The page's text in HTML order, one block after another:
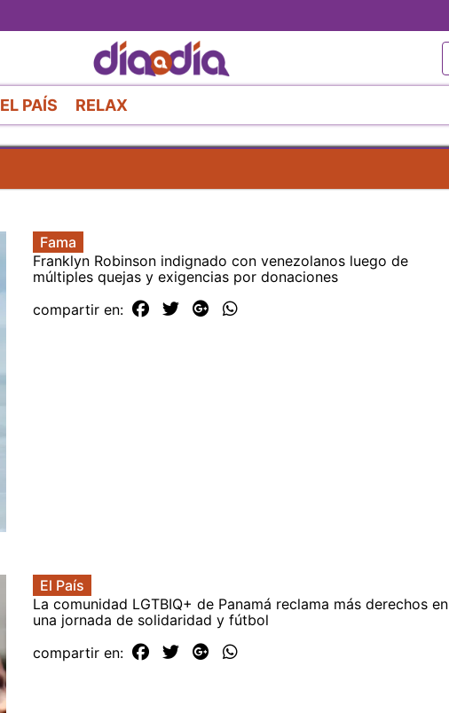
al
contenido
principal
EL PAÍS RELAX
Fama
Franklyn Robinson indignado con venezolanos luego de
múltiples quejas y exigencias por donaciones
compartir en:
El País
La comunidad LGTBIQ+ de Panamá reclama más derechos en
una jornada de solidaridad y fútbol
compartir en: